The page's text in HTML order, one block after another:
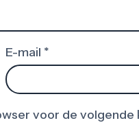
E-mail *
voor de